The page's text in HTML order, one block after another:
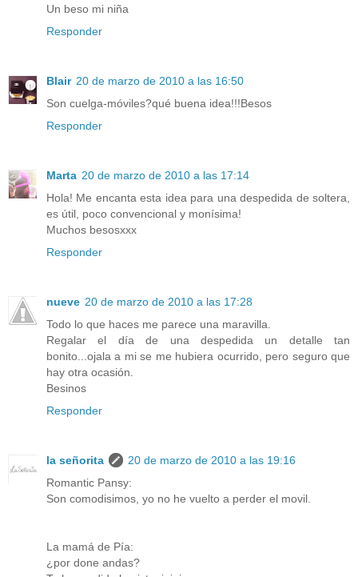
Un beso mi niña
Responder
Blair 20 de marzo de 2010 a las 16:50
Son cuelga-móviles?qué buena idea!!!Besos
Responder
Marta 20 de marzo de 2010 a las 17:14
Hola! Me encanta esta idea para una despedida de soltera,
es útil, poco convencional y monísima!
Muchos besosxxx
Responder
nueve 20 de marzo de 2010 a las 17:28
Todo lo que haces me parece una maravilla.
Regalar el día de una despedida un detalle tan
bonito...ojala a mi se me hubiera ocurrido, pero seguro que
hay otra ocasión.
Besinos
Responder
la señorita
20 de marzo de 2010 a las 19:16
Romantic Pansy:
Son comodisimos, yo no he vuelto a perder el movil.
La mamá de Pía:
¿por done andas?